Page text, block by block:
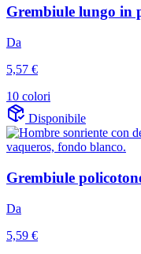
Grembiule lungo in
Da
5,57 €
10 colori
Disponibile
Grembiule
Da
5,59 €